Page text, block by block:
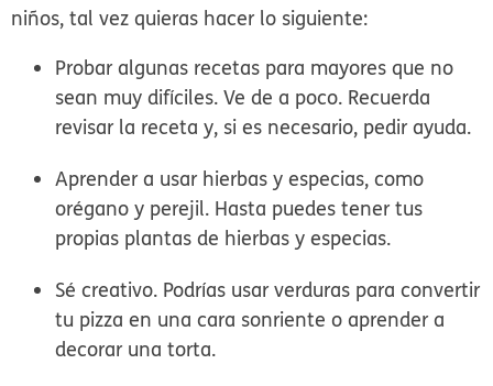
niños, tal vez quieras hacer lo siguiente:
Probar algunas recetas para mayores que no
sean muy difíciles. Ve de a poco. Recuerda
revisar la receta y, si es necesario, pedir ayuda.
Aprender a usar hierbas y especias, como
orégano y perejil. Hasta puedes tener tus
propias plantas de hierbas y especias.
Sé creativo. Podrías usar verduras para convertir
tu pizza en una cara sonriente o aprender a
decorar una torta.